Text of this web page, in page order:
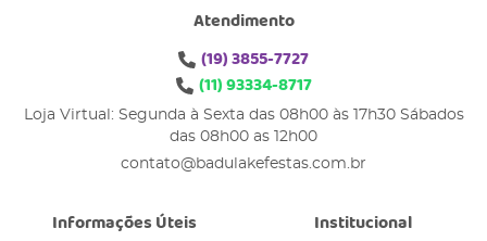
Atendimento
(19)3855-7727
(11)93334-8717
Loja Virtual: Segunda à Sexta das 08h00 às 17h30 Sábados
das 08h00 as 12h00
contato@badulakefestas.com.br
Informações Úteis Institucional